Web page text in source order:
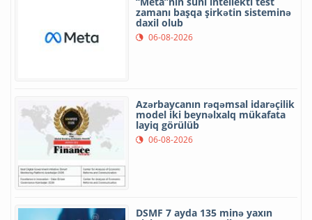
zamanı başqa şirkətin sisteminə
daxil olub
06-08-2026
Azərbaycanın rəqəmsal idarəçilik
model iki beynəlxalq mükafata
layiq görülüb
06-08-2026
DSMF 7 ayda 135 minə yaxın